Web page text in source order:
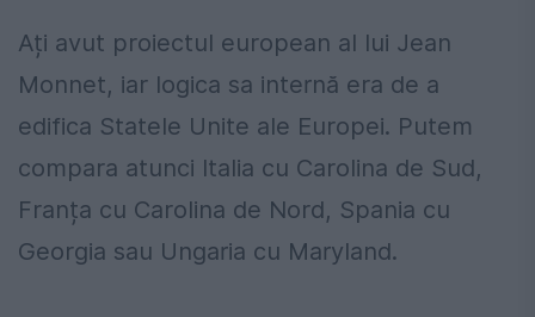
Ați avut proiectul european al lui Jean
Monnet, iar logica sa internă era de a
edifica Statele Unite ale Europei. Putem
compara atunci Italia cu Carolina de Sud,
Franța cu Carolina de Nord, Spania cu
Georgia sau Ungaria cu Maryland.